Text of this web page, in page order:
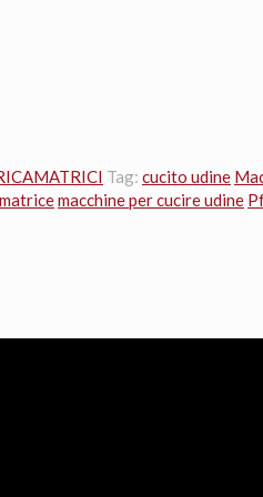
Tag: cucito udine
macchine per cucire udine